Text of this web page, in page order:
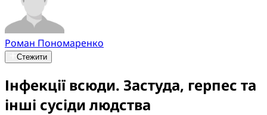
Роман Пономаренко
Стежити
Інфекції всюди. Застуда, герпес та
інші сусіди людства